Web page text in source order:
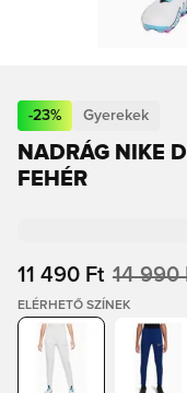
-23% Gyerekek
NADRÁG NIKE
FEHÉR
11 490 Ft 14 990
ELÉRHETŐ SZÍNEK